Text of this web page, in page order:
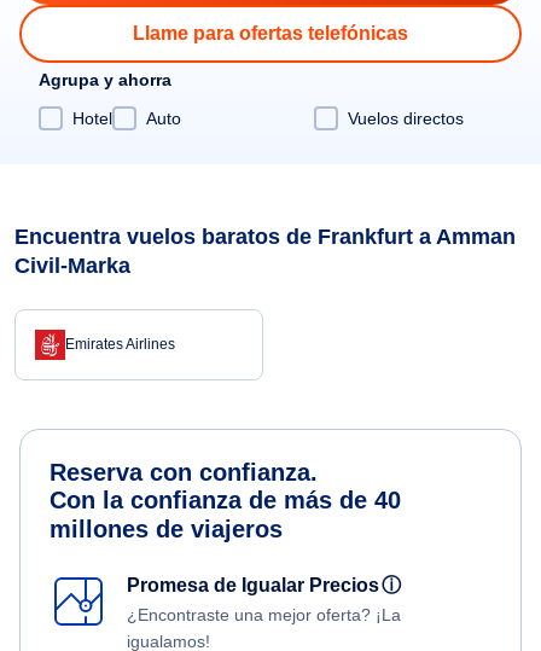
Llame para ofertas telefónicas
Agrupa y ahorra
Hotel
Auto Vuelos directos
Encuentra vuelos baratos de Frankfurt a Amman
Civil-Marka
Emirates Airlines
Reserva con confianza.
Con la confianza de más de 40
millones de viajeros
Promesa de Igualar Preciosⓘ
¿Encontraste una mejor oferta? ¡La
igualamos!